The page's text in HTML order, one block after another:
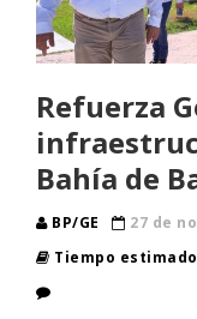
Refuerza
Bahía de
BP/GE
27 de
Tiempo